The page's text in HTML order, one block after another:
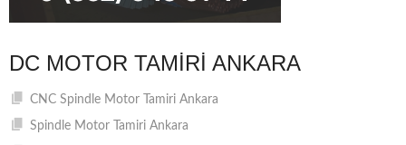
DC MOTOR TAMIRI ANKARA
CNC Spindle Motor Tamiri Ankara
Spindle Motor Tamiri Ankara